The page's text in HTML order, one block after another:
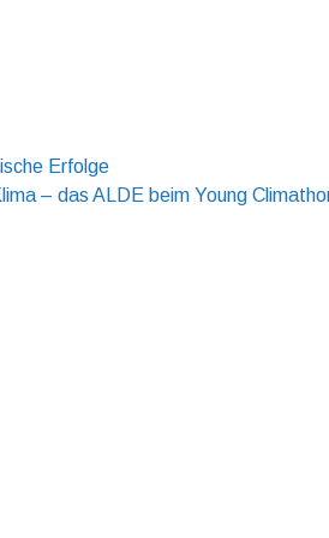
Erfolge
– das ALDE beim Young